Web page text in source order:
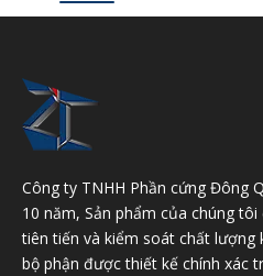
Công ty TNHH Phần cứng Đông
10 năm, Sản phẩm của chúng
tiên tiến và kiểm soát chất lượng
bộ phận được thiết kế chính xác